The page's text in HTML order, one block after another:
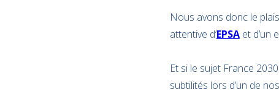
Nous avons donc le
attentive d’EPSAet d’un
Et si le sujet France
subtilités lors d’un de